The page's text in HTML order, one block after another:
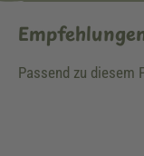
Passend zu diesem